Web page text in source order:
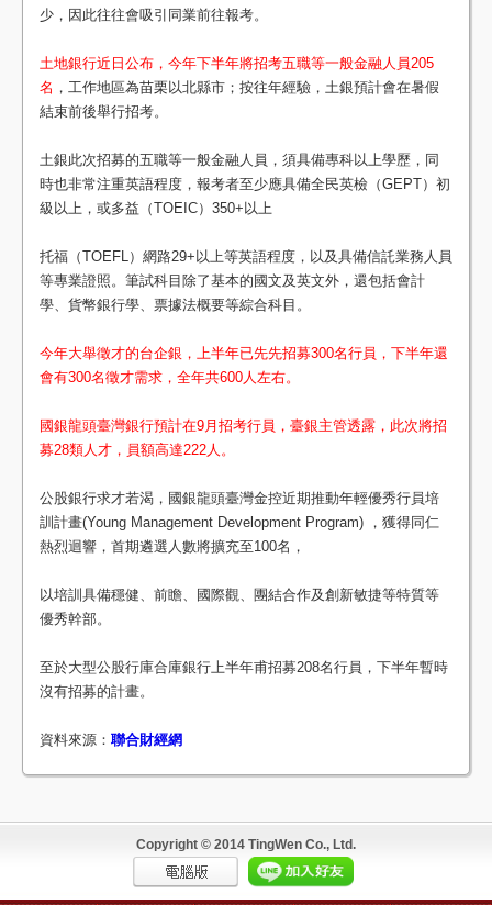
少，因此往往會吸引同業前往報考。
土地銀行近日公布，今年下半年將招考五職等一般金融人員205
名 ，工作地區為苗栗以北縣市；按往年經驗，土銀預計會在暑假
結束前後舉行招考。
土銀此次招募的五職等一般金融人員，須具備專科以上學歷，同
時也非常注重英語程度，報考者至少應具備全民英檢（GEPT）初
級以上，或多益（TOEIC）350+以上
托福（TOEFL）網路29+以上等英語程度，以及具備信託業務人員
等專業證照。筆試科目除了基本的國文及英文外，還包括會計
學、貨幣銀行學、票據法概要等綜合科目。
今年大舉徵才的台企銀，上半年已先先招募300名行員，下半年還
會有300名徵才需求，全年共600人左右。
國銀龍頭臺灣銀行預計在9月招考行員，臺銀主管透露，此次將招
募28類人才，員額高達222人。
公股銀行求才若渴，國銀龍頭臺灣金控近期推動年輕優秀行員培
訓計畫(Young Management Development Program) ，獲得同仁
熱烈迴響，首期遴選人數將擴充至100名，
以培訓具備穩健、前瞻、國際觀、團結合作及創新敏捷等特質等
優秀幹部。
至於大型公股行庫合庫銀行上半年甫招募208名行員，下半年暫時
沒有招募的計畫。
資料來源： 聯合財經網
Copyright © 2014 TingWen Co., Ltd.